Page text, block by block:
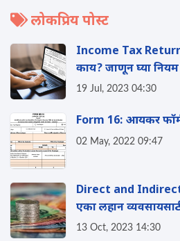
लोकप्रिय पोस्ट
Income Tax
काय? जाणून घ्या
19 Jul, 2023 04:30
02 May, 2022 09:47
Direct and
एका लहान
घ्या संपूर्ण माहिती
13 Oct, 2023 14:30